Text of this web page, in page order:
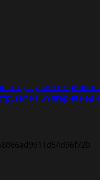
от услугите в
на България над